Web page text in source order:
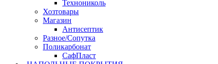
Технониколь
Хозтовары
Магазин
Антисептик
Разное/Сопутка
Поликарбонат
СафПласт